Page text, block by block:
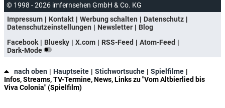
© 1998 - 2026 imfernsehen GmbH & Co. KG
Impressum
Kontakt Werbung schalten
Datenschutz
Datenschutzeinstellungen
Newsletter
Blog
Facebook
Bluesky X.com RSS-Feed
Atom-Feed
Dark-Mode
nach oben Hauptseite Stichwortsuche
Spielfilme
Infos, Streams, TV-Termine, News, Links zu "Vom Altbierlied bis
Viva Colonia" (Spielfilm)